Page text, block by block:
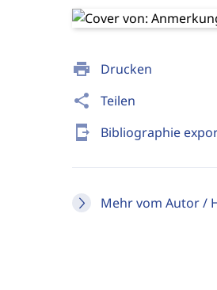
print Drucken
share Teilen
send_to_mobile Bibliographie
Mehr vom Autor /